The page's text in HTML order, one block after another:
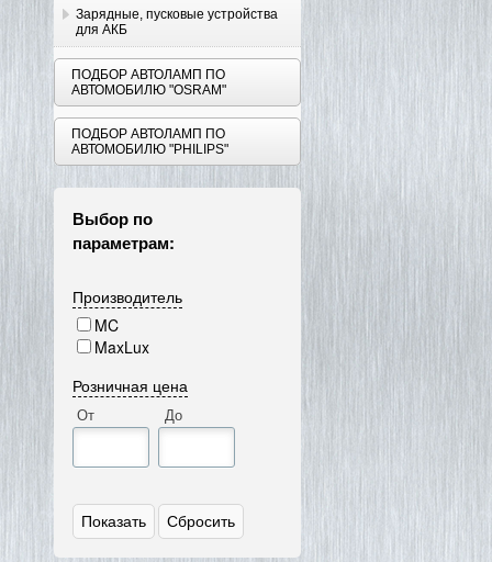
Зарядные, пусковые устройства
для АКБ
ПОДБОР АВТОЛАМП ПО
АВТОМОБИЛЮ "OSRAM"
ПОДБОР АВТОЛАМП ПО
АВТОМОБИЛЮ "PHILIPS"
Выбор по
параметрам:
Производитель
MC
MaxLux
Розничная цена
От До